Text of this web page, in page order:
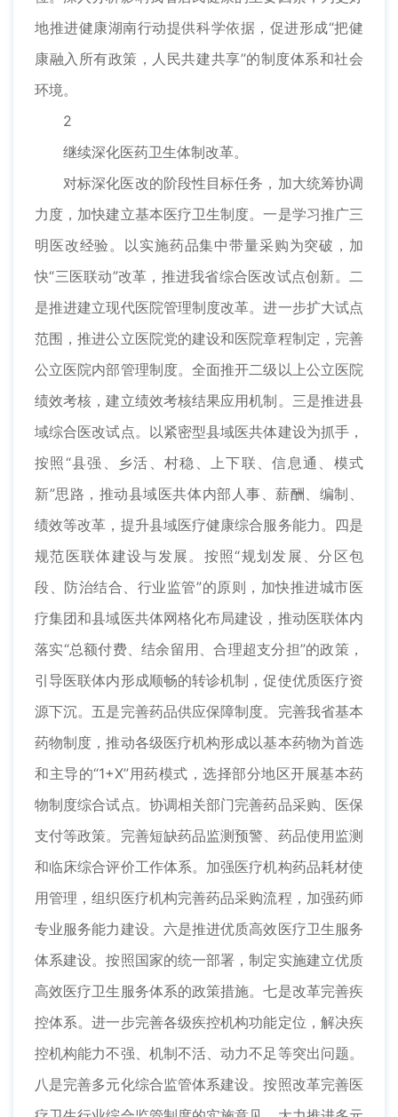
地推进健康湖南行动提供科学依据，促进形成“把健
康融入所有政策，人民共建共享”的制度体系和社会
环境。
2
继续深化医药卫生体制改革。
对标深化医改的阶段性目标任务，加大统筹协调
力度，加快建立基本医疗卫生制度。一是学习推广三
明医改经验。以实施药品集中带量采购为突破，加
快“三医联动”改革，推进我省综合医改试点创新。二
是推进建立现代医院管理制度改革。进一步扩大试点
范围，推进公立医院党的建设和医院章程制定，完善
公立医院内部管理制度。全面推开二级以上公立医院
绩效考核，建立绩效考核结果应用机制。三是推进县
域综合医改试点。以紧密型县域医共体建设为抓手，
按照“县强、乡活、村稳、上下联、信息通、模式
新”思路，推动县域医共体内部人事、薪酬、编制、
绩效等改革，提升县域医疗健康综合服务能力。四是
规范医联体建设与发展。按照“规划发展、分区包
段、防治结合、行业监管”的原则，加快推进城市医
疗集团和县域医共体网格化布局建设，推动医联体内
落实“总额付费、结余留用、合理超支分担”的政策，
引导医联体内形成顺畅的转诊机制，促使优质医疗资
源下沉。五是完善药品供应保障制度。完善我省基本
药物制度，推动各级医疗机构形成以基本药物为首选
和主导的“1+X”用药模式，选择部分地区开展基本药
物制度综合试点。协调相关部门完善药品采购、医保
支付等政策。完善短缺药品监测预警、药品使用监测
和临床综合评价工作体系。加强医疗机构药品耗材使
用管理，组织医疗机构完善药品采购流程，加强药师
专业服务能力建设。六是推进优质高效医疗卫生服务
体系建设。按照国家的统一部署，制定实施建立优质
高效医疗卫生服务体系的政策措施。七是改革完善疾
控体系。进一步完善各级疾控机构功能定位，解决疾
控机构能力不强、机制不活、动力不足等突出问题。
八是完善多元化综合监管体系建设。按照改革完善医